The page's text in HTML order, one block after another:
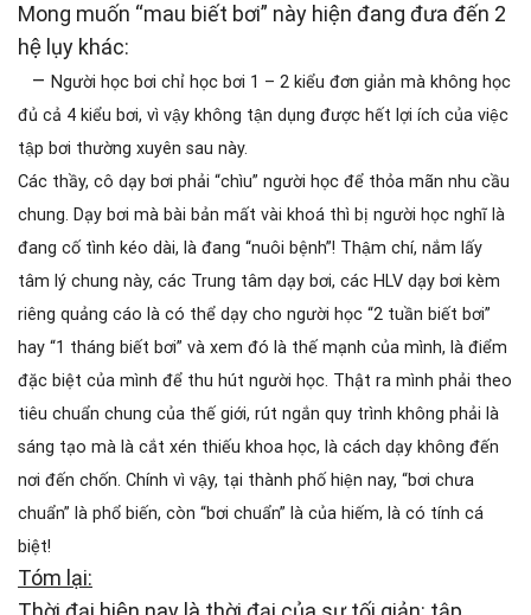
Mong muốn “mau biết bơi” này hiện đang đưa đến 2
hệ lụy khác:
– Người học bơi chỉ học bơi 1 – 2 kiểu đơn giản mà không học
đủ cả 4 kiểu bơi, vì vậy không tận dụng được hết lợi ích của việc
tập bơi thường xuyên sau này.
Các thầy, cô dạy bơi phải “chìu” người học để thỏa mãn nhu cầu
chung. Dạy bơi mà bài bản mất vài khoá thì bị người học nghĩ là
đang cố tình kéo dài, là đang “nuôi bệnh”! Thậm chí, nắm lấy
tâm lý chung này, các Trung tâm dạy bơi, các HLV dạy bơi kèm
riêng quảng cáo là có thể dạy cho người học “2 tuần biết bơi”
hay “1 tháng biết bơi” và xem đó là thế mạnh của mình, là điểm
đặc biệt của mình để thu hút người học. Thật ra mình phải theo
tiêu chuẩn chung của thế giới, rút ngắn quy trình không phải là
sáng tạo mà là cắt xén thiếu khoa học, là cách dạy không đến
nơi đến chốn. Chính vì vậy, tại thành phố hiện nay, “bơi chưa
chuẩn” là phổ biến, còn “bơi chuẩn” là của hiếm, là có tính cá
biệt!
Tóm lại: